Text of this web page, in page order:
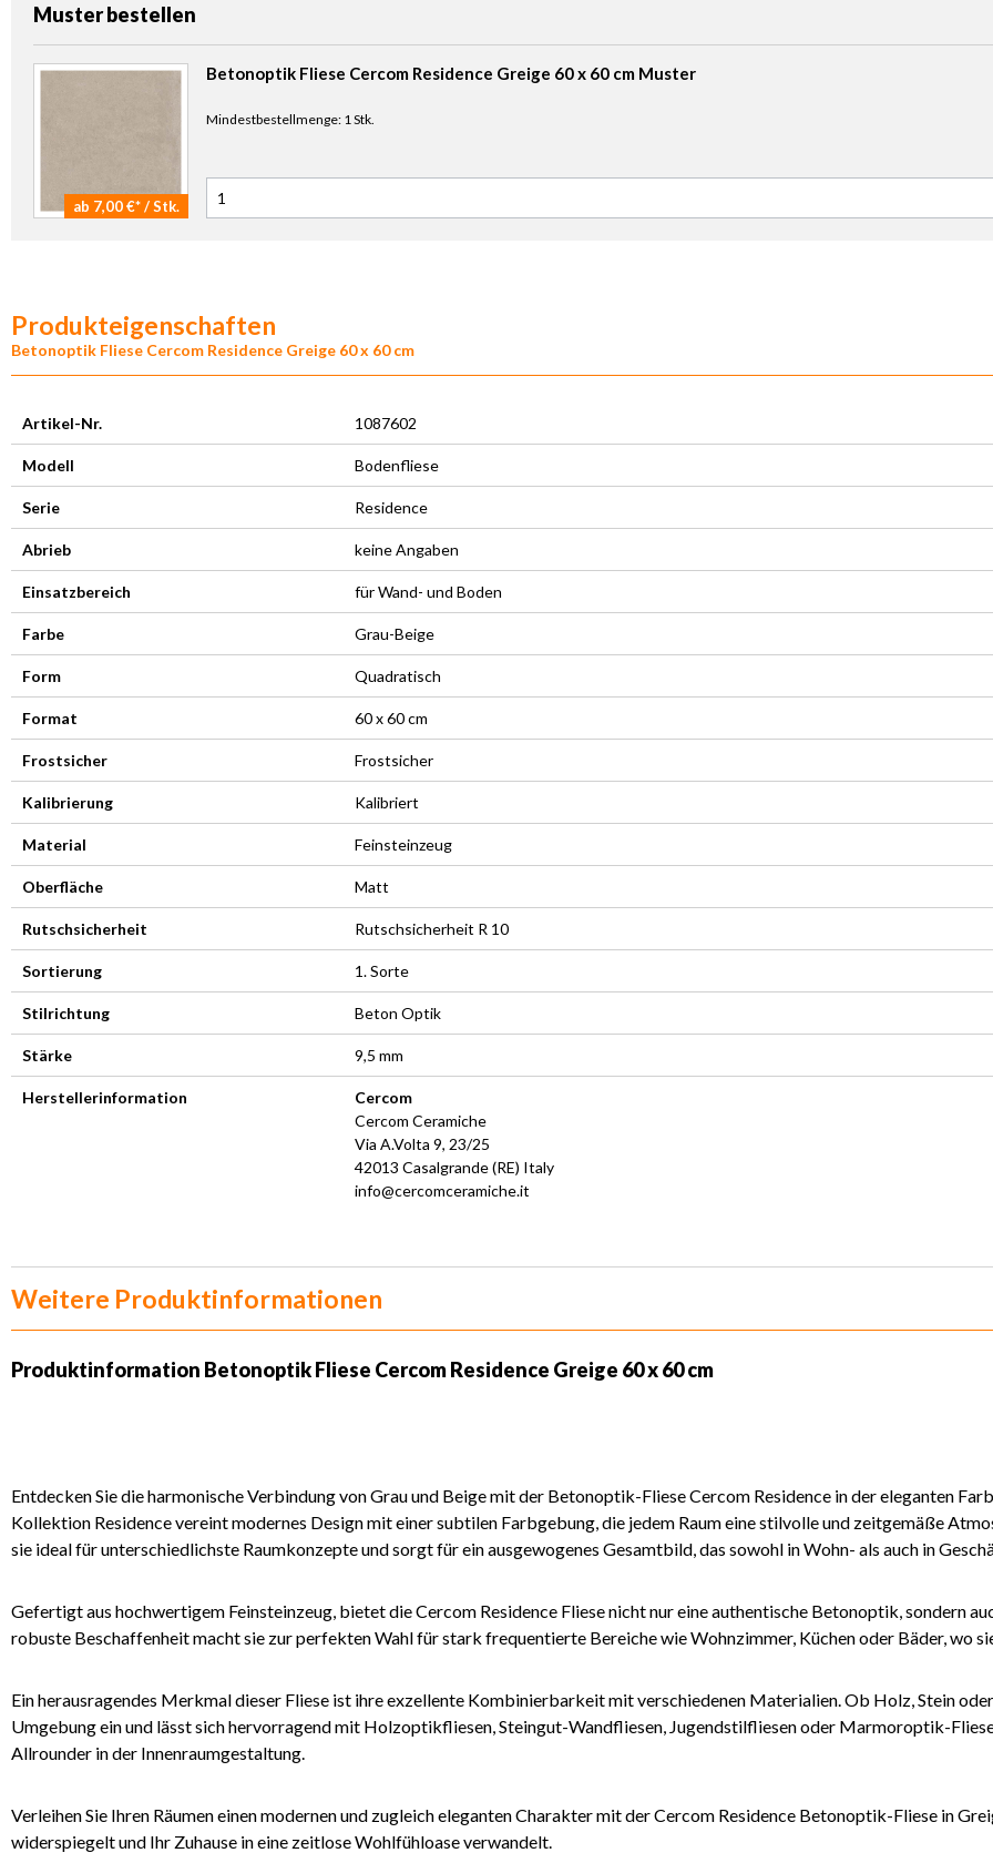
Muster bestellen
ab 7,00 €* / Stk.
Betonoptik Fliese Cercom Residence Greige 60 x 60 cm Muster
Mindestbestellmenge: 1 Stk.
Anzahl Muster
Produkteigenschaften
Betonoptik Fliese Cercom Residence Greige 60 x 60 cm
Artikel-Nr. 1087602
Modell Bodenfliese
Serie Residence
Abrieb keine Angaben
Einsatzbereich für Wand- und Boden
Farbe Grau-Beige
Form Quadratisch
Format 60 x 60 cm
Frostsicher Frostsicher
Kalibrierung Kalibriert
Material Feinsteinzeug
Oberfläche Matt
Rutschsicherheit Rutschsicherheit R 10
Sortierung 1. Sorte
Stilrichtung Beton Optik
Stärke 9,5 mm
Herstellerinformation
Cercom
Cercom Ceramiche
Via A.Volta 9, 23/25
42013 Casalgrande (RE) Italy
info@cercomceramiche.it
Weitere Produktinformationen
Produktinformation Betonoptik Fliese Cercom Residence Greige 60 x 60 cm
Entdecken Sie die harmonische Verbindung von Grau und Beige mit der Betonoptik-Fliese Cercom Residence in der eleganten
Kollektion Residence vereint modernes Design mit einer subtilen Farbgebung, die jedem Raum eine stilvolle und zeitgemäße
sie ideal für unterschiedlichste Raumkonzepte und sorgt für ein ausgewogenes Gesamtbild, das sowohl in Wohn- als auch in
Gefertigt aus hochwertigem Feinsteinzeug, bietet die Cercom Residence Fliese nicht nur eine authentische Betonoptik, sondern
robuste Beschaffenheit macht sie zur perfekten Wahl für stark frequentierte Bereiche wie Wohnzimmer, Küchen oder Bäder, wo
Ein herausragendes Merkmal dieser Fliese ist ihre exzellente Kombinierbarkeit mit verschiedenen Materialien. Ob Holz, Stein
Umgebung ein und lässt sich hervorragend mit Holzoptikfliesen, Steingut-Wandfliesen, Jugendstilfliesen oder Marmoroptik-
Allrounder in der Innenraumgestaltung.
Verleihen Sie Ihren Räumen einen modernen und zugleich eleganten Charakter mit der Cercom Residence Betonoptik-Fliese in
widerspiegelt und Ihr Zuhause in eine zeitlose Wohlfühloase verwandelt.